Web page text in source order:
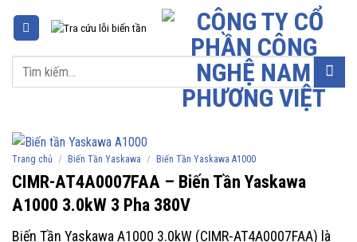
dungTìm
Trang chủ / Biến Tần Yaskawa / Biến Tần Yaskawa A1000
CIMR-AT4A0007FAA – Biến Tần Yaskawa
A1000 3.0kW 3 Pha 380V
Biến Tần Yaskawa A1000 3.0kW (CIMR-AT4A0007FAA) là